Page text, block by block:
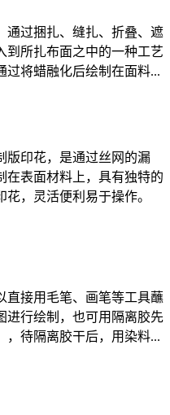
通过捆扎、缝扎、折叠、遮
到所扎布面之中的一种工艺
过将蜡融化后绘制在面料...
版印花，是通过丝网的漏
在表面材料上，具有独特的
，灵活便利易于操作。
直接用毛笔、画笔等工具蘸
进行绘制，也可用隔离胶先
，待隔离胶干后，用染料...